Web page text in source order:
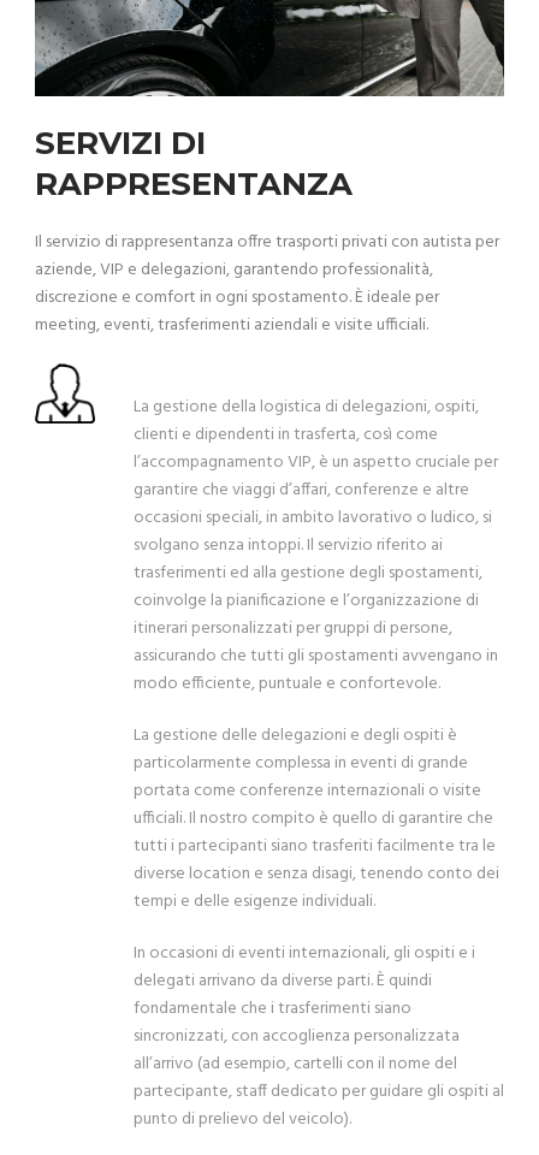
SERVIZI DI
RAPPRESENTANZA
Il servizio di rappresentanza offre trasporti privati con autista per
aziende, VIP e delegazioni, garantendo professionalità,
discrezione e comfort in ogni spostamento. È ideale per
meeting, eventi, trasferimenti aziendali e visite ufficiali.
La gestione della logistica di delegazioni, ospiti,
clienti e dipendenti in trasferta, così come
l’accompagnamento VIP, è un aspetto cruciale per
garantire che viaggi d’affari, conferenze e altre
occasioni speciali, in ambito lavorativo o ludico, si
svolgano senza intoppi. Il servizio riferito ai
trasferimenti ed alla gestione degli spostamenti,
coinvolge la pianificazione e l’organizzazione di
itinerari personalizzati per gruppi di persone,
assicurando che tutti gli spostamenti avvengano in
modo efficiente, puntuale e confortevole.
La gestione delle delegazioni e degli ospiti è
particolarmente complessa in eventi di grande
portata come conferenze internazionali o visite
ufficiali. Il nostro compito è quello di garantire che
tutti i partecipanti siano trasferiti facilmente tra le
diverse location e senza disagi, tenendo conto dei
tempi e delle esigenze individuali.
In occasioni di eventi internazionali, gli ospiti e i
delegati arrivano da diverse parti. È quindi
fondamentale che i trasferimenti siano
sincronizzati, con accoglienza personalizzata
all’arrivo (ad esempio, cartelli con il nome del
partecipante, staff dedicato per guidare gli ospiti al
punto di prelievo del veicolo).